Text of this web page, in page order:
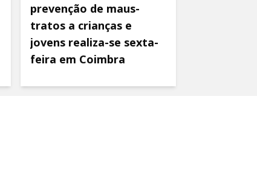
prevenção de maus-
tratos a crianças e
jovens realiza-se sexta-
feira em Coimbra